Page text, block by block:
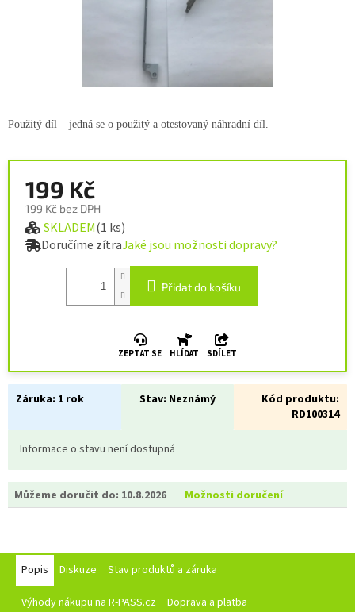
199 Kč
199 Kč bez DPH
Měrná cena:
SKLADEM(1 ks)
Doručíme zítraJaké jsou možnosti dopravy?
Přidat do košíku
ZEPTAT SE HLÍDAT SDÍLET
Záruka: 1 rok Stav: Neznámý
Kód produktu:
RD100314
Informace o stavu není dostupná
Můžeme doručit do: 10.8.2026 Možnosti doručení
Použitý díl – jedná se o použitý a otestovaný náhradní díl.
Popis Diskuze Stav produktů a záruka
Výhody nákupu na R-PASS.cz Doprava a platba